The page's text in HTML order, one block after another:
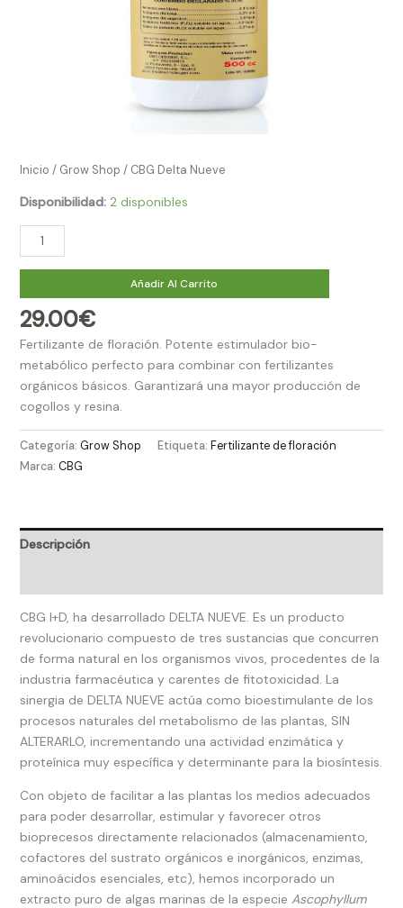
Inicio / Grow Shop​ / CBG Delta Nueve
Disponibilidad: 2 disponibles
Añadir Al Carrito
29.00€
Fertilizante de floración. Potente estimulador bio-
metabólico perfecto para combinar con fertilizantes
orgánicos básicos. Garantizará una mayor producción de
cogollos y resina.
Categoría: Grow Shop​ Etiqueta: Fertilizante de floración
Marca: CBG
Descripción
CBG I+D, ha desarrollado DELTA NUEVE. Es un producto
revolucionario compuesto de tres sustancias que concurren
de forma natural en los organismos vivos, procedentes de la
industria farmacéutica y carentes de fitotoxicidad. La
sinergia de DELTA NUEVE actúa como bioestimulante de los
procesos naturales del metabolismo de las plantas, SIN
ALTERARLO, incrementando una actividad enzimática y
proteínica muy específica y determinante para la biosíntesis.
Con objeto de facilitar a las plantas los medios adecuados
para poder desarrollar, estimular y favorecer otros
bioprecesos directamente relacionados (almacenamiento,
cofactores del sustrato orgánicos e inorgánicos, enzimas,
aminoácidos esenciales, etc), hemos incorporado un
extracto puro de algas marinas de la especie Ascophyllum